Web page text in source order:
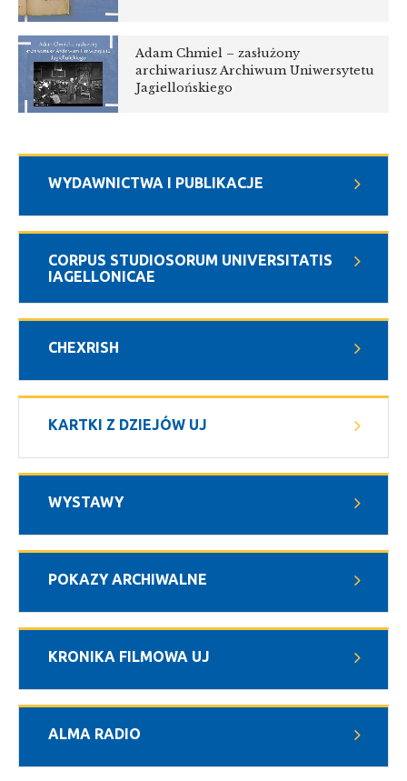
WYDAWNICTWA I PUBLIKACJE
CORPUS STUDIOSORUM UNIVERSITATIS
IAGELLONICAE
CHEXRISH
KARTKI Z DZIEJÓW UJ
WYSTAWY
POKAZY ARCHIWALNE
KRONIKA FILMOWA UJ
ALMA RADIO
Adam Chmiel – zasłużony
archiwariusz Archiwum Uniwersytetu
Jagiellońskiego